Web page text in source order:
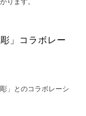
」コラボレー
」とのコラボレーシ